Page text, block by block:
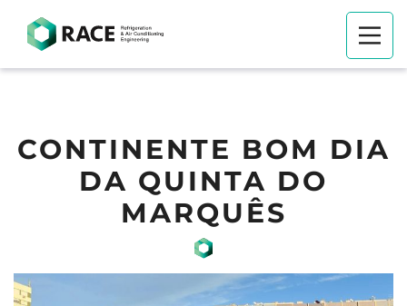
CONTINENTE BOM DIA
DA QUINTA DO
MARQUÊS